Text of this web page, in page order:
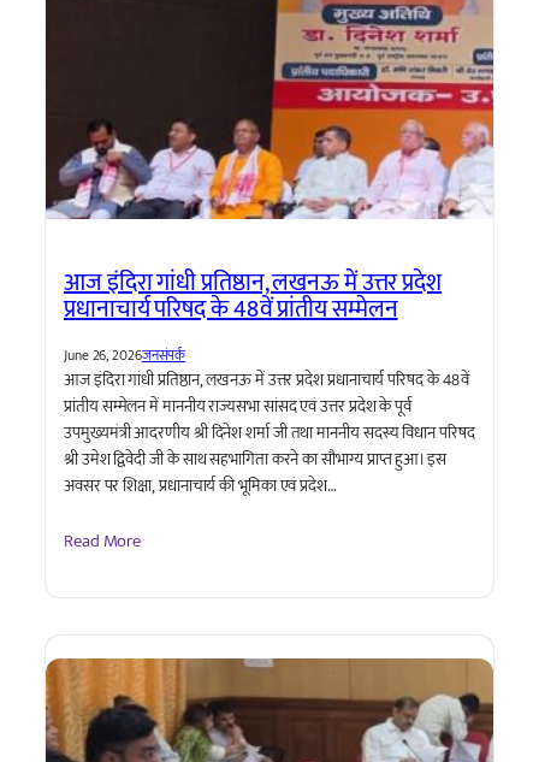
आज इंदिरा गांधी प्रतिष्ठान, लखनऊ में उत्तर प्रदेश
प्रधानाचार्य परिषद के 48वें प्रांतीय सम्मेलन
June 26, 2026जनसंपर्क
आज इंदिरा गांधी प्रतिष्ठान, लखनऊ में उत्तर प्रदेश प्रधानाचार्य परिषद के 48वें
प्रांतीय सम्मेलन में माननीय राज्यसभा सांसद एवं उत्तर प्रदेश के पूर्व
उपमुख्यमंत्री आदरणीय श्री दिनेश शर्मा जी तथा माननीय सदस्य विधान परिषद
श्री उमेश द्विवेदी जी के साथ सहभागिता करने का सौभाग्य प्राप्त हुआ। इस
अवसर पर शिक्षा, प्रधानाचार्य की भूमिका एवं प्रदेश…
Read More